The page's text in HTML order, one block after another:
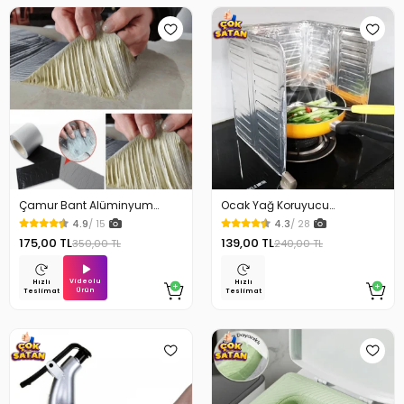
Çamur Bant Alüminyum
İzolasyon Tamir Bandı 5 Mt
4.9/ 15
175,00 TL350,00 TL
Hızlı
Teslimat
Videolu
Ürün
Ocak Yağ Koruyucu
Alüminyum Levha 32.5 x 84
Cm
4.3/ 28
139,00 TL240,00 TL
Hızlı
Teslimat